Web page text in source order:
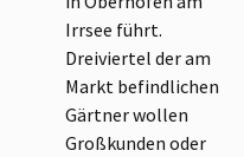
Irrsee führt.
Dreiviertel der am
Markt befindlichen
Gärtner wollen
Großkunden oder